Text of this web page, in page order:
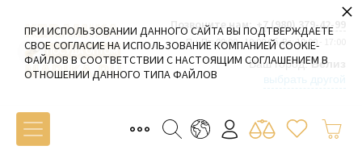
Позвоните нам: +7 (980) 379-42-99
Пн-Пт: 09:00 - 19:00 Сб-Вс: 10:00 - 17:00
Ваш город:Белиз
ПРИ ИСПОЛЬЗОВАНИИ ДАННОГО САЙТА ВЫ ПОДТВЕРЖДАЕТЕ
СВОЕ СОГЛАСИЕ НА ИСПОЛЬЗОВАНИЕ КОМПАНИЕЙ COOKIE-
ФАЙЛОВ В СООТВЕТСТВИИ С НАСТОЯЩИМ СОГЛАШЕНИЕМ В
ОТНОШЕНИИ ДАННОГО ТИПА ФАЙЛОВ
×